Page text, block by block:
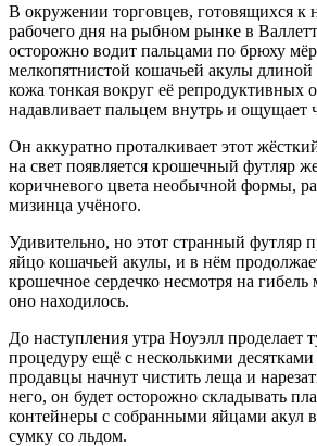
В окружении торговцев, готовящихся к
рабочего дня на рыбном рынке в
осторожно водит пальцами по брюху
мелкопятнистой кошачьей акулы
кожа тонкая вокруг её репродуктивных
надавливает пальцем внутрь и ощущает
Он аккуратно проталкивает этот
на свет появляется крошечный футляр
коричневого цвета необычной формы,
мизинца учёного.
Удивительно, но этот странный футляр
яйцо кошачьей акулы, и в нём
крошечное сердечко несмотря на гибель
оно находилось.
До наступления утра Ноуэлл проделает
процедуру ещё с несколькими десятками
продавцы начнут чистить леща и
него, он будет осторожно складывать
контейнеры с собранными яйцами акул
сумку со льдом.